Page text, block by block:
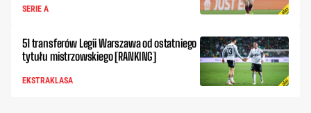
SERIE A
51 transferów Legii Warszawa od ostatniego
tytułu mistrzowskiego [RANKING]
EKSTRAKLASA